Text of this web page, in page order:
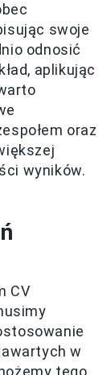
swoje
odnosić
aplikując
oraz
wyników.
CV
w
tego